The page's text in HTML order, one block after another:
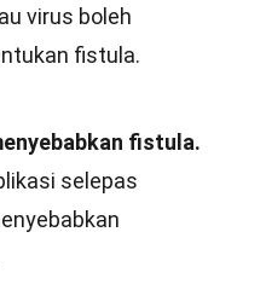
virus boleh
fistula.
fistula.
selepas